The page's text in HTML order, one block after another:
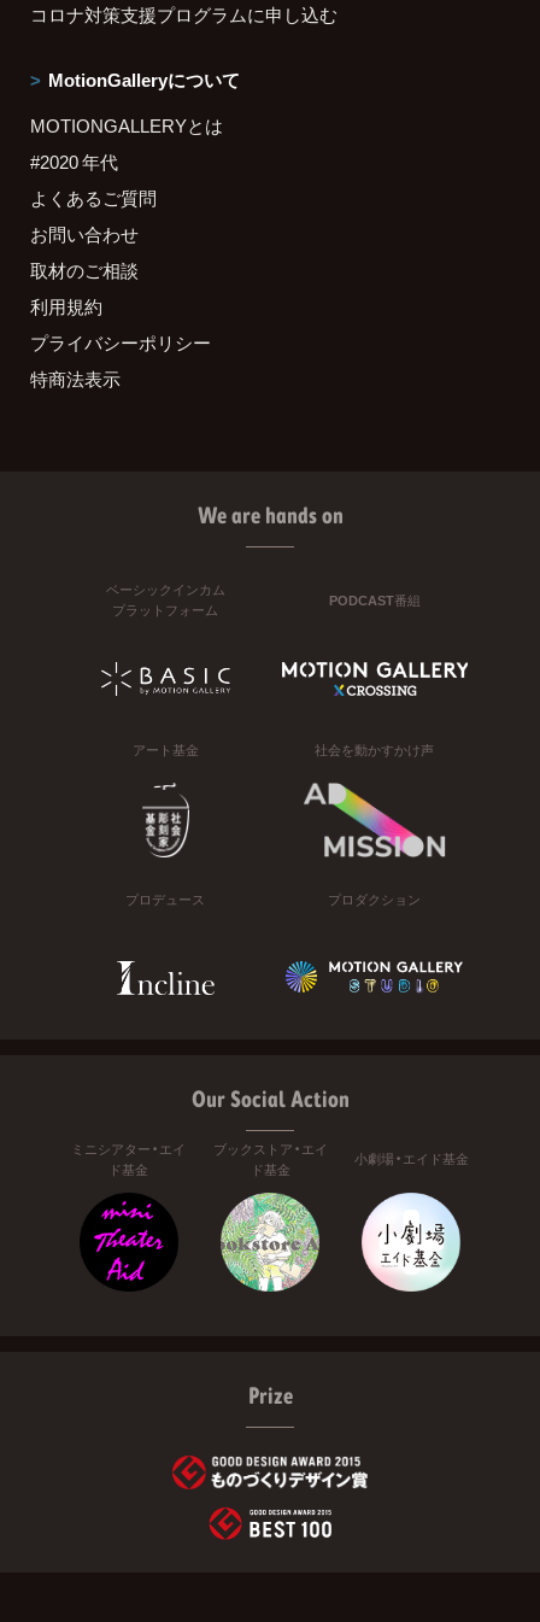
コロナ対策支援プログラムに申し込む
MotionGalleryについて
MOTIONGALLERYとは
#2020 年代
よくあるご質問
お問い合わせ
取材のご相談
利用規約
プライバシーポリシー
特商法表示
We are hands on
ベーシックインカム
プラットフォーム
PODCAST番組
アート基金 社会を動かすかけ声
プロデュース プロダクション
Our Social Action
ミニシアター・エイ
ド基金
ブックストア・エイ
ド基金
小劇場・エイド基金
Prize